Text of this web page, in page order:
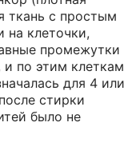
ткань с простым
на клеточки,
промежутки
по этим клеткам
для 4 или
стирки
было не